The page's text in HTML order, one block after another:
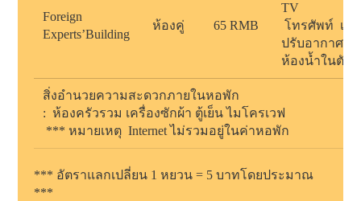
Foreign
Experts’Building
ห้องคู่ 65 RMB
TV
โทรศัพท์ เค
ปรับอากาศ
ห้องน้ำในตัว
สิ่งอำนวยความสะดวกภายในหอพัก
: ห้องครัวรวม เครื่องซักผ้า ตู้เย็น ไมโครเวฟ
***หมายเหตุInternetไม่รวมอยู่ในค่าหอพัก
*** อัตราแลกเปลี่ยน 1หยวน = 5บาทโดยประมาณ
***